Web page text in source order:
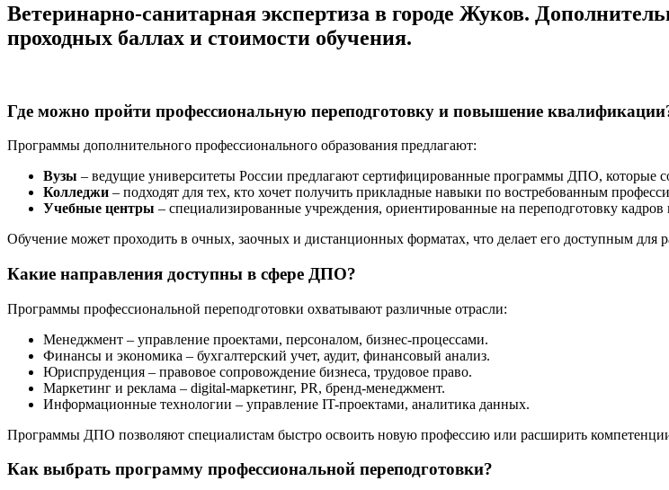
Ветеринарно-санитарная экспертиза в городе Жуков.
проходных баллах и стоимости обучения.
Где можно пройти профессиональную переподготовку и повышение
Программы дополнительного профессионального образования предлагают:
Вузы – ведущие университеты России предлагают сертифицированные программы ДПО, которые
Колледжи – подходят для тех, кто хочет получить прикладные навыки по востребованным
Учебные центры – специализированные учреждения, ориентированные на переподготовку кадров
Обучение может проходить в очных, заочных и дистанционных форматах, что делает его доступным для
Какие направления доступны в сфере ДПО?
Программы профессиональной переподготовки охватывают различные отрасли:
Менеджмент – управление проектами, персоналом, бизнес-процессами.
Финансы и экономика – бухгалтерский учет, аудит, финансовый анализ.
Юриспруденция – правовое сопровождение бизнеса, трудовое право.
Маркетинг и реклама – digital-маркетинг, PR, бренд-менеджмент.
Информационные технологии – управление IT-проектами, аналитика данных.
Программы ДПО позволяют специалистам быстро освоить новую профессию или расширить
Как выбрать программу профессиональной переподготовки?